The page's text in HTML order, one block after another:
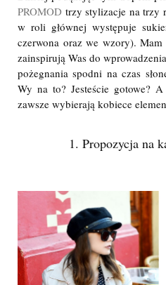
PROMOD trzy stylizacje na trzy
w roli głównej występuje
czerwona oraz we wzory).
zainspirują Was do
pożegnania spodni na czas
Wy na to? Jesteście gotowe?
zawsze wybierają kobiece
1. Propozycja na